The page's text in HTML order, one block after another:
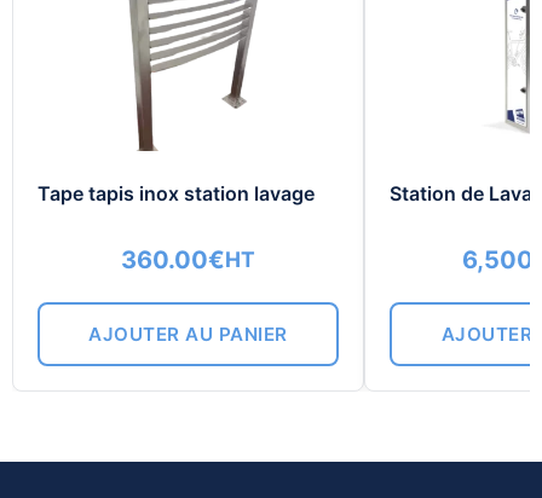
Tape tapis inox station lavage
360.00€HT
AJOUTER AU PANIER
Station de
AJOUTER